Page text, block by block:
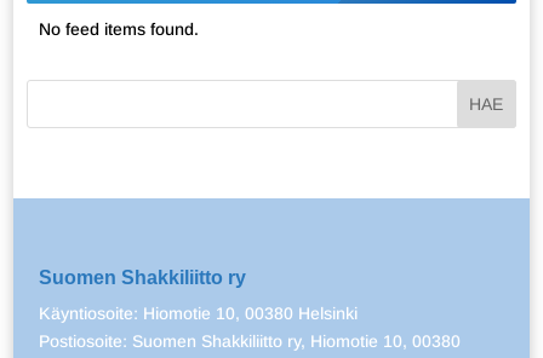
No feed items found.
Suomen Shakkiliitto ry
Käyntiosoite: Hiomotie 10, 00380 Helsinki
Postiosoite: Suomen Shakkiliitto ry, Hiomotie 10, 00380